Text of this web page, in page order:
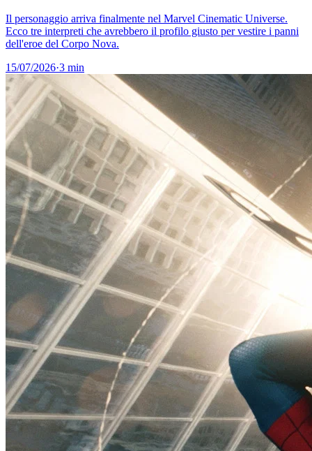
Il personaggio arriva finalmente nel Marvel Cinematic Universe.
Ecco tre interpreti che avrebbero il profilo giusto per vestire i panni
dell'eroe del Corpo Nova.
15/07/2026·3 min